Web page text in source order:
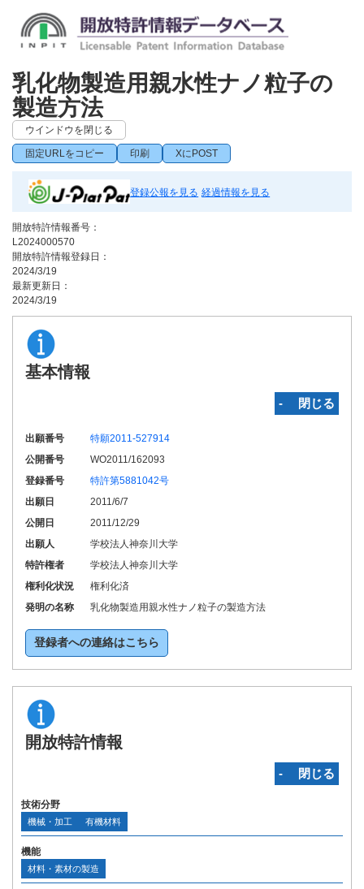
乳化物製造用親水性ナノ粒子の
製造方法
ウインドウを閉じる
固定URLをコピー 印刷 XにPOST
登録公報を見る 経過情報を見る
開放特許情報番号：
L2024000570
開放特許情報登録日：
2024/3/19
最新更新日：
2024/3/19
基本情報
‐ 閉じる
出願番号
特願2011-527914
公開番号
WO2011/162093
登録番号
特許第5881042号
出願日
2011/6/7
公開日
2011/12/29
出願人
学校法人神奈川大学
特許権者
学校法人神奈川大学
権利化状況
権利化済
発明の名称
乳化物製造用親水性ナノ粒子の製造方法
登録者への連絡はこちら
開放特許情報
‐ 閉じる
技術分野
機械・加工 有機材料
機能
材料・素材の製造